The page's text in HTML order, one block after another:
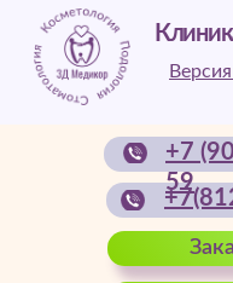
+7
59